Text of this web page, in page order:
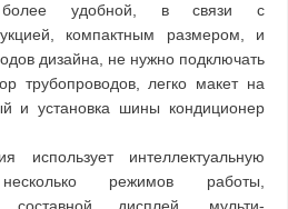
более удобной, в связи с
компактным размером, и
дизайна, не нужно подключать
трубопроводов, легко макет на
и установка шины кондиционер
интеллектуальную
режимов работы,